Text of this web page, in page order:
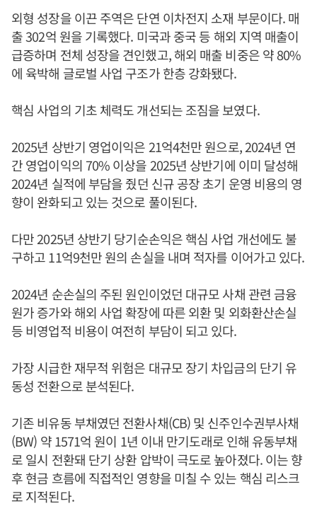
외형 성장을 이끈 주역은 단연 이차전지 소재 부문이다. 매
출 302억 원을 기록했다. 미국과 중국 등 해외 지역 매출이
급증하며 전체 성장을 견인했고, 해외 매출 비중은 약 80%
에 육박해 글로벌 사업 구조가 한층 강화됐다.
핵심 사업의 기초 체력도 개선되는 조짐을 보였다.
2025년 상반기 영업이익은 21억4천만 원으로, 2024년 연
간 영업이익의 70% 이상을 2025년 상반기에 이미 달성해
2024년 실적에 부담을 줬던 신규 공장 초기 운영 비용의 영
향이 완화되고 있는 것으로 풀이된다.
다만 2025년 상반기 당기순손익은 핵심 사업 개선에도 불
구하고 11억9천만 원의 손실을 내며 적자를 이어가고 있다.
2024년 순손실의 주된 원인이었던 대규모 사채 관련 금융
원가 증가와 해외 사업 확장에 따른 외환 및 외화환산손실
등 비영업적 비용이 여전히 부담이 되고 있다.
가장 시급한 재무적 위험은 대규모 장기 차입금의 단기 유
동성 전환으로 분석된다.
기존 비유동 부채였던 전환사채(CB) 및 신주인수권부사채
(BW) 약 1571억 원이 1년 이내 만기도래로 인해 유동부채
로 일시 전환돼 단기 상환 압박이 극도로 높아졌다. 이는 향
후 현금 흐름에 직접적인 영향을 미칠 수 있는 핵심 리스크
로 지적된다.